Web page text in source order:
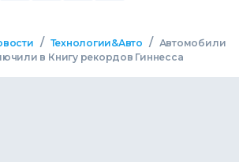
/ Технологии&Авто / Автомобили
в Книгу рекордов Гиннесса